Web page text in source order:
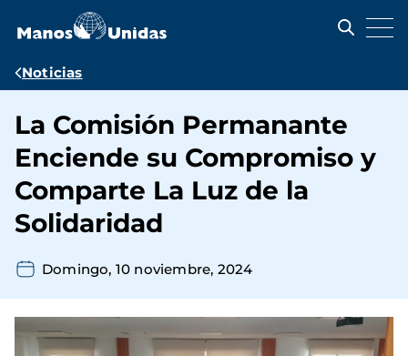
contenido
Ruta
navegación
Noticias
La Comisión Permanante
Enciende su Compromiso y
Comparte La Luz de la
Solidaridad
Domingo, 10 noviembre, 2024